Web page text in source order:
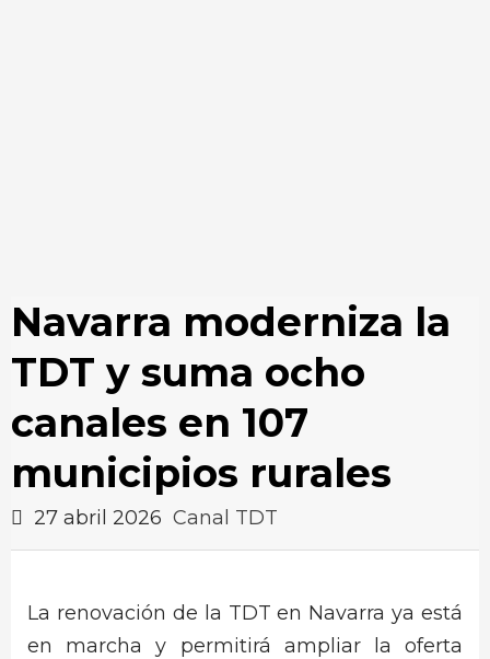
Navarra moderniza la
TDT y suma ocho
canales en 107
municipios rurales
27 abril 2026 Canal TDT
La renovación de la TDT en Navarra ya está
en marcha y permitirá ampliar la oferta